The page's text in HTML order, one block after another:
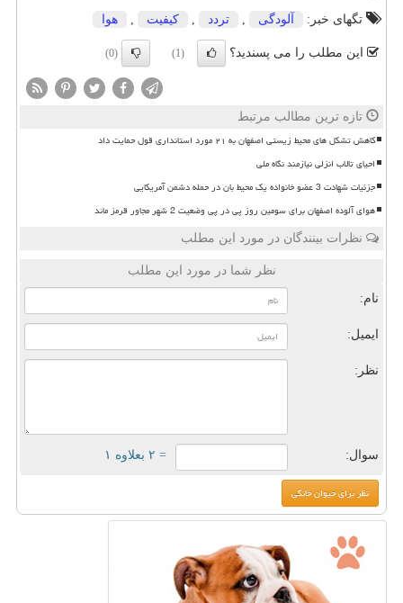
تگهای خبر:
آلودگی , تردد , كیفیت , هوا
این مطلب را می پسندید؟ (1)
(0)
تازه ترین مطالب مرتبط
کاهش تشکل های محیط زیستی اصفهان به ۲۱ مورد استانداری قول حمایت داد
احیای تالاب انزلی نیازمند نگاه ملی
جزئیات شهادت 3 عضو خانواده یک محیط بان در حمله دشمن آمریکایی
هوای آلوده اصفهان برای سومین روز پی در پی وضعیت 2 شهر مجاور قرمز ماند
نظرات بینندگان در مورد این مطلب
نظر شما در مورد این مطلب
نام:
ایمیل:
نظر:
سوال: = ۲ بعلاوه ۱